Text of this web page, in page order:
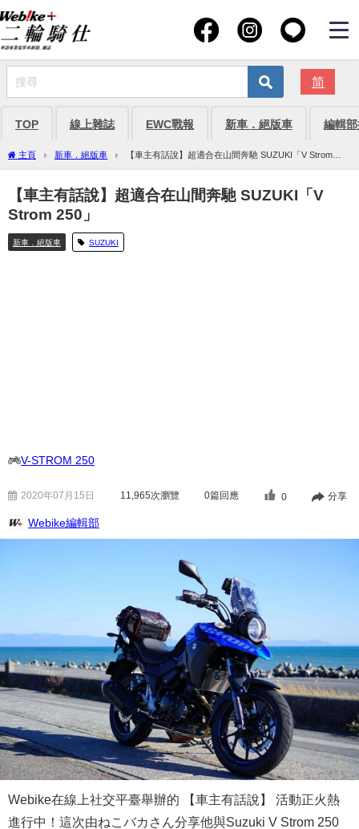
简
TOP 線上雜誌 EWC戰報 新車．絕版車 編輯
主頁 新車．絕版車
【車主有話說】超適合在山間奔馳 SUZUKI「V Strom
250」
【車主有話說】超適合在山間奔馳 SUZUKI「V
Strom 250」
新車．絕版車 SUZUKI
V-STROM 250
2020年07月15日 11,965次瀏覽 0篇回應 0 分享
Webike編輯部
Webike在線上社交平臺舉辦的 【車主有話說】 活動正火熱
進行中！這次由ねこバカさん分享他與Suzuki V Strom 250